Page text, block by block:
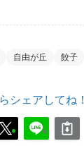
自由が丘 餃子
シェアしてね！